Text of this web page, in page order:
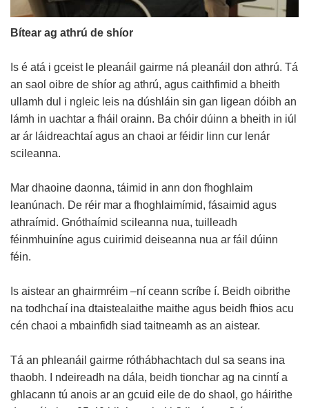
Bítear ag athrú de shíor
Is é atá i gceist le pleanáil gairme ná pleanáil don athrú. Tá
an saol oibre de shíor ag athrú, agus caithfimid a bheith
ullamh dul i ngleic leis na dúshláin sin gan ligean dóibh an
lámh in uachtar a fháil orainn. Ba chóir dúinn a bheith in iúl
ar ár láidreachtaí agus an chaoi ar féidir linn cur lenár
scileanna.
Mar dhaoine daonna, táimid in ann don fhoghlaim
leanúnach. De réir mar a fhoghlaimímid, fásaimid agus
athraímid. Gnóthaímid scileanna nua, tuilleadh
féinmhuiníne agus cuirimid deiseanna nua ar fáil dúinn
féin.
Is aistear an ghairmréim –ní ceann scríbe í. Beidh oibrithe
na todhchaí ina dtaistealaithe maithe agus beidh fhios acu
cén chaoi a mbainfidh siad taitneamh as an aistear.
Tá an phleanáil gairme róthábhachtach dul sa seans ina
thaobh. I ndeireadh na dála, beidh tionchar ag na cinntí a
ghlacann tú anois ar an gcuid eile de do shaol, go háirithe